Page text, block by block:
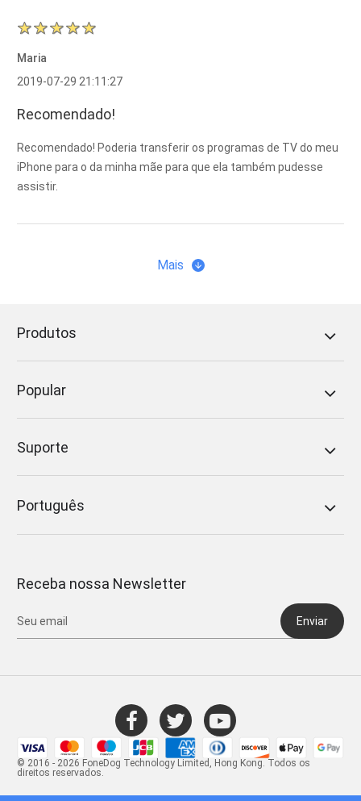
Maria
2019-07-29 21:11:27
Recomendado!
Recomendado! Poderia transferir os programas de TV do meu
iPhone para o da minha mãe para que ela também pudesse
assistir.
Mais
Produtos
Popular
Suporte
Português
Receba nossa Newsletter
Enviar
© 2016 - 2026 FoneDog Technology Limited, Hong Kong. Todos os
direitos reservados.